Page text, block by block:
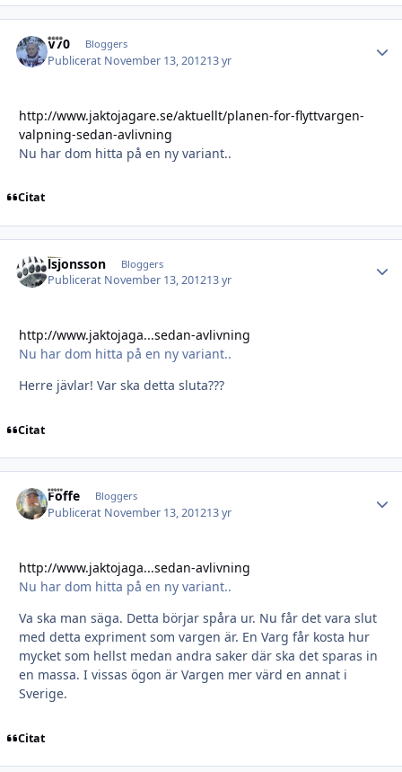
V70 Bloggers
Publicerat November 13, 201213 yr
http://www.jaktojagare.se/aktuellt/planen-for-flyttvargen-
valpning-sedan-avlivning
Nu har dom hitta på en ny variant..
Citat
lsjonsson Bloggers
Publicerat November 13, 201213 yr
http://www.jaktojaga...sedan-avlivning
Nu har dom hitta på en ny variant..
Herre jävlar! Var ska detta sluta???
Citat
Foffe Bloggers
Publicerat November 13, 201213 yr
http://www.jaktojaga...sedan-avlivning
Nu har dom hitta på en ny variant..
Va ska man säga. Detta börjar spåra ur. Nu får det vara slut
med detta expriment som vargen är. En Varg får kosta hur
mycket som hellst medan andra saker där ska det sparas in
en massa. I vissas ögon är Vargen mer värd en annat i
Sverige.
Citat